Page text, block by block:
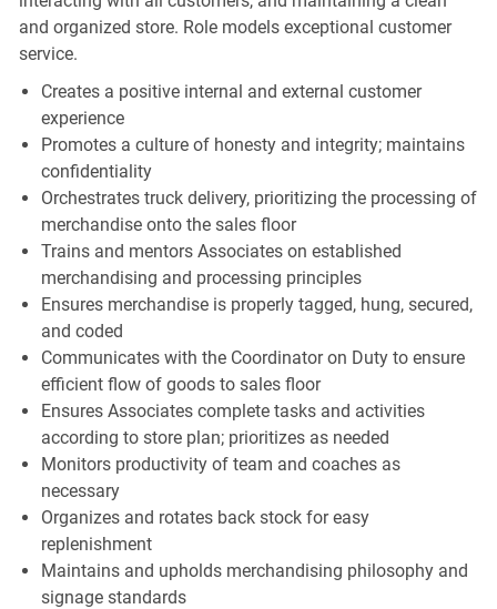
and organized store. Role models exceptional customer
service.
Creates a positive internal and external customer
experience
Promotes a culture of honesty and integrity; maintains
confidentiality
Orchestrates truck delivery, prioritizing the processing of
merchandise onto the sales floor
Trains and mentors Associates on established
merchandising and processing principles
Ensures merchandise is properly tagged, hung, secured,
and coded
Communicates with the Coordinator on Duty to ensure
efficient flow of goods to sales floor
Ensures Associates complete tasks and activities
according to store plan; prioritizes as needed
Monitors productivity of team and coaches as
necessary
Organizes and rotates back stock for easy
replenishment
Maintains and upholds merchandising philosophy and
signage standards